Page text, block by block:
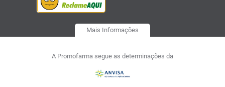
Mais Informações
A Promofarma segue as determinações da